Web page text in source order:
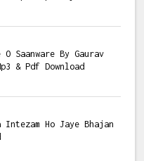
Saanware By Gaurav
& Pdf Download
Ho Jaye Bhajan